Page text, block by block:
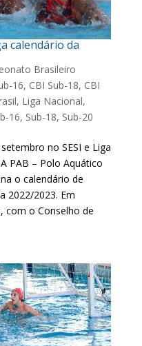
calendário da
Brasileiro
16, CBI Sub-18, CBI
, Liga Nacional,
16, Sub-18, Sub-20
no SESI e Liga
PAB – Polo Aquático
o calendário de
2022/2023. Em
com o Conselho de